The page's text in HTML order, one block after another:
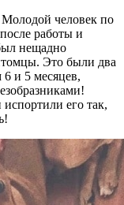
человек по
работы и
нещадно
Это были два
и 5 месяцев,
его так,